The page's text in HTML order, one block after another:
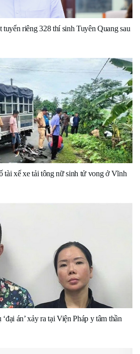
riêng 328 thí sinh Tuyên Quang sau
tài xế xe tải tông nữ sinh tử vong ở Vĩnh
án’ xảy ra tại Viện Pháp y tâm thần